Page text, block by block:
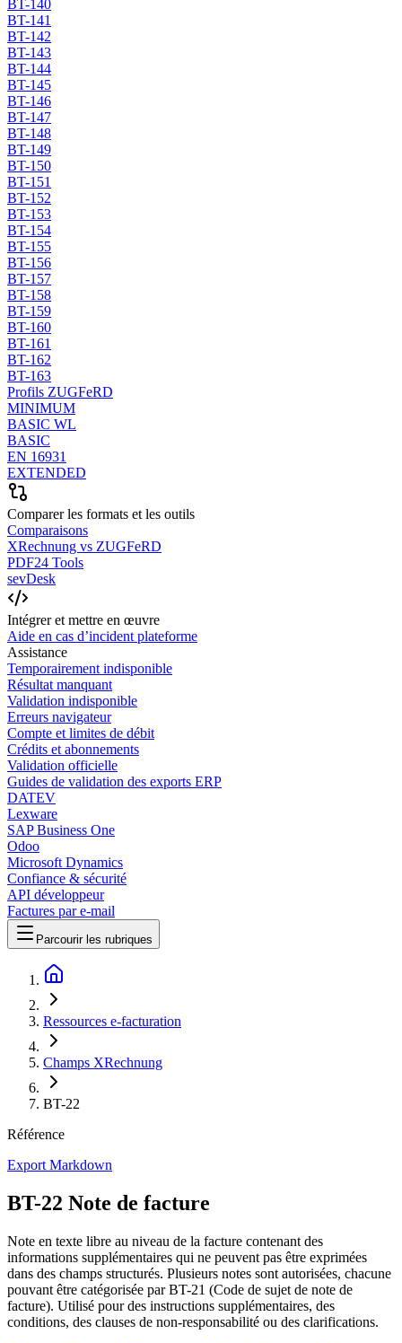
BT-140
BT-141
BT-142
BT-143
BT-144
BT-145
BT-146
BT-147
BT-148
BT-149
BT-150
BT-151
BT-152
BT-153
BT-154
BT-155
BT-156
BT-157
BT-158
BT-159
BT-160
BT-161
BT-162
BT-163
Profils ZUGFeRD
MINIMUM
BASIC WL
BASIC
EN 16931
EXTENDED
Comparer les formats et les outils
Comparaisons
XRechnung vs ZUGFeRD
PDF24 Tools
sevDesk
Intégrer et mettre en œuvre
Aide en cas d’incident plateforme
Assistance
Temporairement indisponible
Résultat manquant
Validation indisponible
Erreurs navigateur
Compte et limites de débit
Crédits et abonnements
Validation officielle
Guides de validation des exports ERP
DATEV
Lexware
SAP Business One
Odoo
Microsoft Dynamics
Confiance & sécurité
API développeur
Factures par e-mail
Parcourir les rubriques
Ressources e-facturation
Champs XRechnung
BT-22
Référence
Export Markdown
BT-22 Note de facture
Note en texte libre au niveau de la facture contenant des
informations supplémentaires qui ne peuvent pas être exprimées
dans des champs structurés. Plusieurs notes sont autorisées, chacune
pouvant être catégorisée par BT-21 (Code de sujet de note de
facture). Utilisé pour des instructions supplémentaires, des
conditions, des clauses de non-responsabilité ou des clarifications.